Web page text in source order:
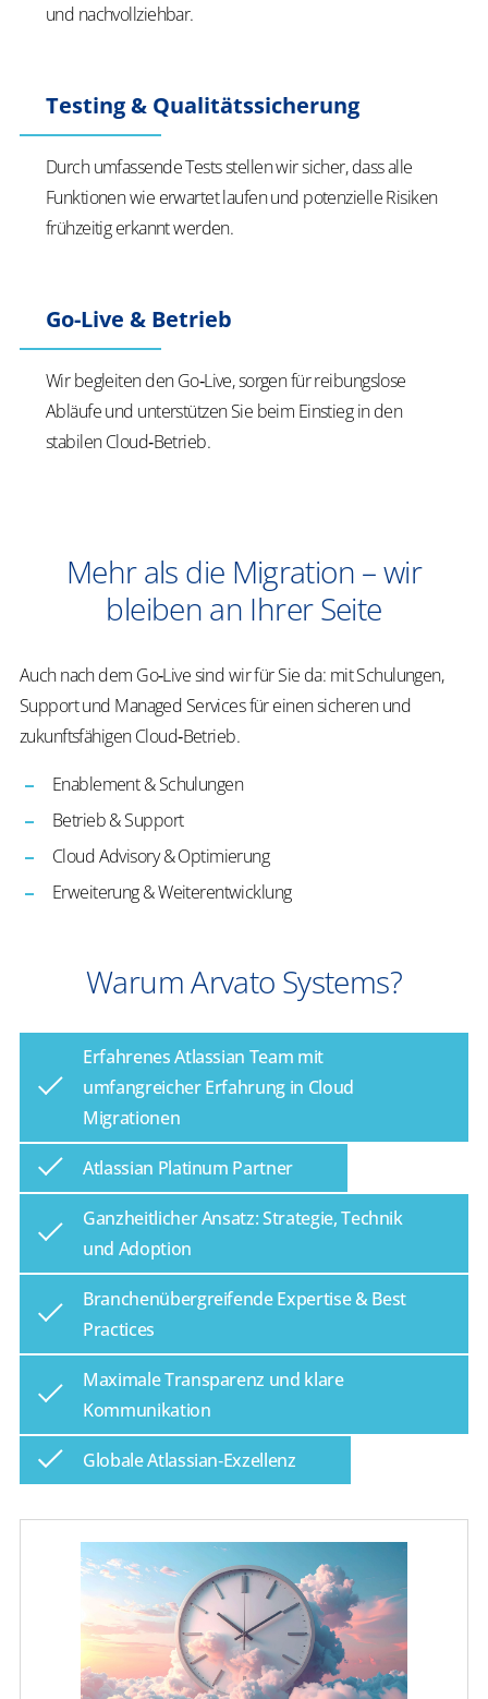
und nachvollziehbar.
Testing & Qualitätssicherung
Durch umfassende Tests stellen wir sicher, dass alle
Funktionen wie erwartet laufen und potenzielle Risiken
frühzeitig erkannt werden.
Go-Live & Betrieb
Wir begleiten den Go‑Live, sorgen für reibungslose
Abläufe und unterstützen Sie beim Einstieg in den
stabilen Cloud‑Betrieb.
Mehr als die Migration – wir
bleiben an Ihrer Seite
Auch nach dem Go‑Live sind wir für Sie da: mit Schulungen,
Support und Managed Services für einen sicheren und
zukunftsfähigen Cloud‑Betrieb.
Enablement & Schulungen
Betrieb & Support
Cloud Advisory & Optimierung
Erweiterung & Weiterentwicklung
Warum Arvato Systems?
Erfahrenes Atlassian Team mit
umfangreicher Erfahrung in Cloud
Migrationen
Atlassian Platinum Partner
Ganzheitlicher Ansatz: Strategie, Technik
und Adoption
Branchenübergreifende Expertise & Best
Practices
Maximale Transparenz und klare
Kommunikation
Globale Atlassian‑Exzellenz